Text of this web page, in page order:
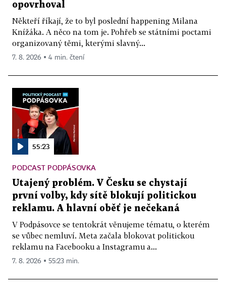
opovrhoval
Někteří říkají, že to byl poslední happening Milana
Knížáka. A něco na tom je. Pohřeb se státními poctami
organizovaný těmi, kterými slavný...
7. 8. 2026 ▪ 4 min. čtení
55:23
PODCAST PODPÁSOVKA
Utajený problém. V Česku se chystají
první volby, kdy sítě blokují politickou
reklamu. A hlavní oběť je nečekaná
V Podpásovce se tentokrát věnujeme tématu, o kterém
se vůbec nemluví. Meta začala blokovat politickou
reklamu na Facebooku a Instagramu a...
7. 8. 2026 ▪ 55:23 min.